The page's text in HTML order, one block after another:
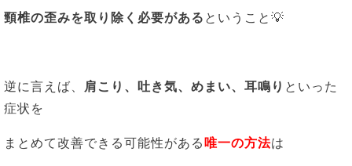
頸椎の歪みを取り除く必要がある ということ💡
逆に言えば、 肩こり、 吐き気、 めまい、 耳鳴り といった
症状を
まとめて改善できる可能性がある 唯一の方法は